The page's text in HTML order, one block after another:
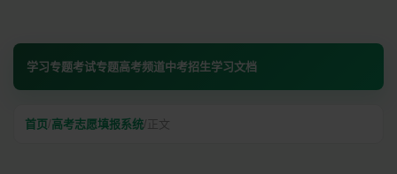
学习专题考试专题高考频道中考招生学习文档
首页/高考志愿填报系统/ 正文